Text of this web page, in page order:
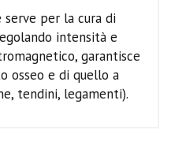
serve per la cura di
intensità e
garantisce
osseo e di quello a
tendini, legamenti).